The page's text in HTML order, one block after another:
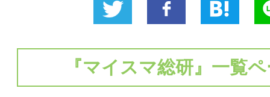
に投
稿
ね！
『マイスマ総研』一覧